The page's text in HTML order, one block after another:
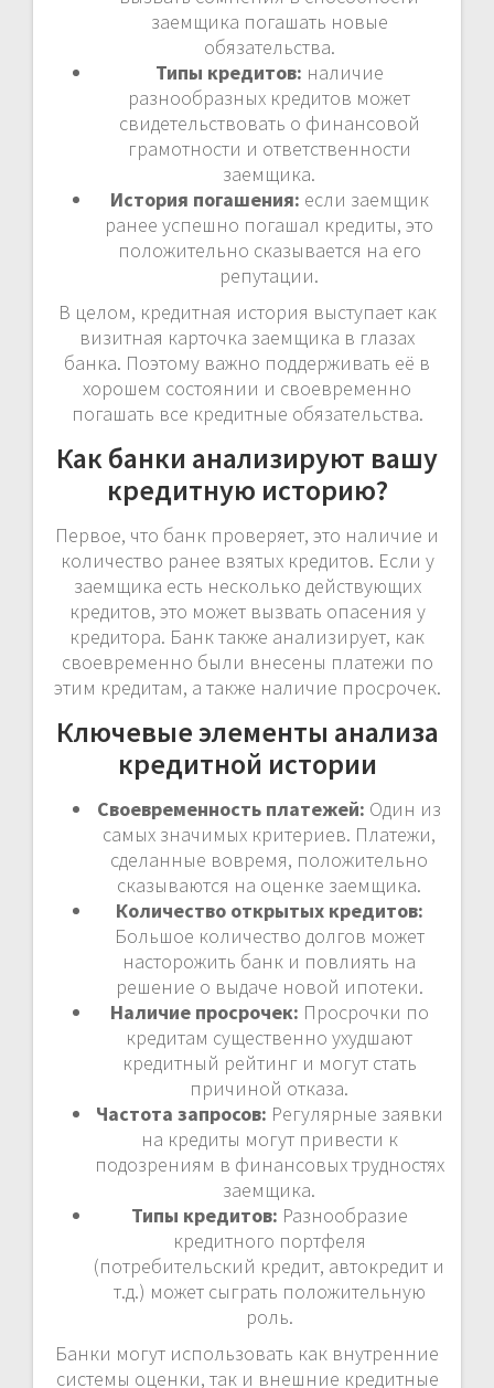
заемщика погашать новые
обязательства.
Типы кредитов: наличие
разнообразных кредитов может
свидетельствовать о финансовой
грамотности и ответственности
заемщика.
История погашения: если заемщик
ранее успешно погашал кредиты, это
положительно сказывается на его
репутации.
В целом, кредитная история выступает как
визитная карточка заемщика в глазах
банка. Поэтому важно поддерживать её в
хорошем состоянии и своевременно
погашать все кредитные обязательства.
Как банки анализируют вашу
кредитную историю?
Первое, что банк проверяет, это наличие и
количество ранее взятых кредитов. Если у
заемщика есть несколько действующих
кредитов, это может вызвать опасения у
кредитора. Банк также анализирует, как
своевременно были внесены платежи по
этим кредитам, а также наличие просрочек.
Ключевые элементы анализа
кредитной истории
Своевременность платежей: Один из
самых значимых критериев. Платежи,
сделанные вовремя, положительно
сказываются на оценке заемщика.
Количество открытых кредитов:
Большое количество долгов может
насторожить банк и повлиять на
решение о выдаче новой ипотеки.
Наличие просрочек: Просрочки по
кредитам существенно ухудшают
кредитный рейтинг и могут стать
причиной отказа.
Частота запросов: Регулярные заявки
на кредиты могут привести к
подозрениям в финансовых трудностях
заемщика.
Типы кредитов: Разнообразие
кредитного портфеля
(потребительский кредит, автокредит и
т.д.) может сыграть положительную
роль.
Банки могут использовать как внутренние
системы оценки, так и внешние кредитные